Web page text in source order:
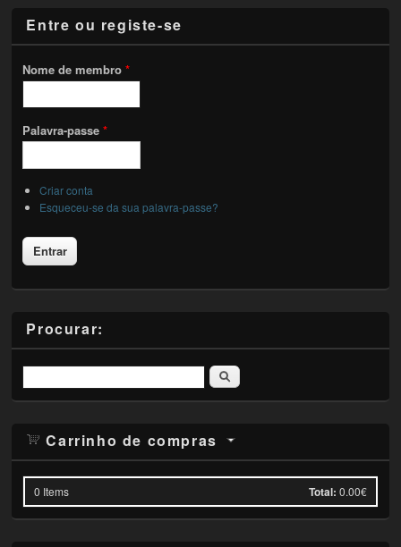
Entre ou registe-se
Nome de membro*
Palavra-passe*
Criar conta
Esqueceu-se da sua palavra-passe?
Procurar:
Pesquisar
Carrinho de compras
0 Items Total: 0.00€